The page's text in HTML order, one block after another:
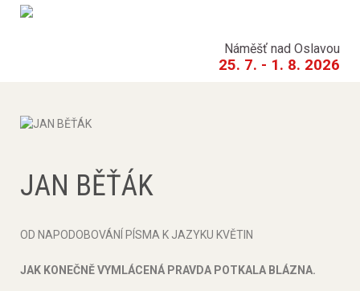
Náměšť nad Oslavou
25. 7. - 1. 8. 2026
JAN BĚŤÁK
OD NAPODOBOVÁNÍ PÍSMA K JAZYKU KVĚTIN
JAK KONEČNĚ VYMLÁCENÁ PRAVDA POTKALA BLÁZNA.